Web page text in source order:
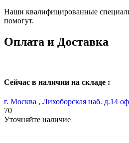
Наши квалифицированные
помогут.
Оплата и Доставка
Сейчас в наличии на складе :
г. Москва , Лихоборская наб. д.14
70
Уточняйте наличие